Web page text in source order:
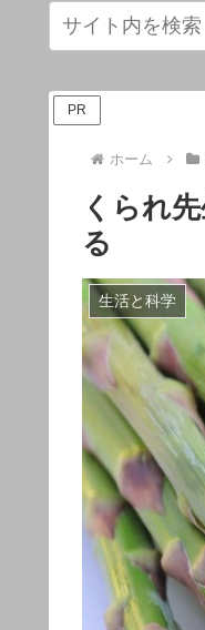
PR
ホーム
くられ
る
生活と科学